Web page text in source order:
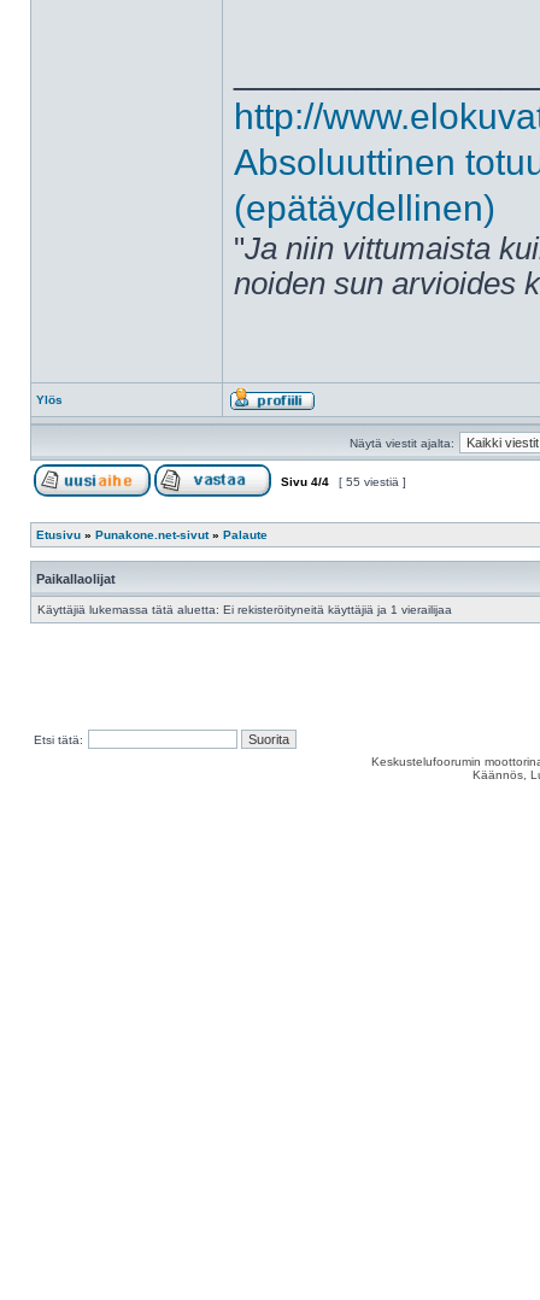
http://
Absoluuttinen
(epätäydellinen)
"Ja niin vittumaista
noiden sun arvioides
Ylös
Näytä viestit ajalta:
Sivu 4/4 [ 55 viestiä ]
Etusivu » Punakone.net-sivut» Palaute
Paikallaolijat
Käyttäjiä lukemassa tätä aluetta: Ei rekisteröityneitä käyttäjiä ja 1 vierailijaa
Etsi tätä:
Keskustelufoorumin
Käännös,